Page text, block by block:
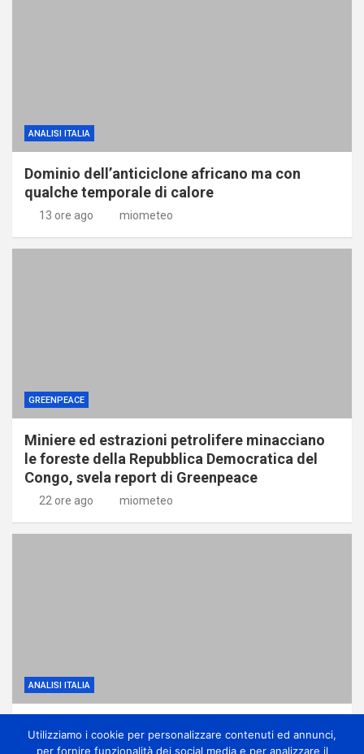
ANALISI ITALIA
Dominio dell’anticiclone africano ma con
qualche temporale di calore
13 ore ago miometeo
GREENPEACE
Miniere ed estrazioni petrolifere minacciano
le foreste della Repubblica Democratica del
Congo, svela report di Greenpeace
22 ore ago miometeo
ANALISI ITALIA
temporale di calore sui monti
Utilizziamo i cookie per personalizzare contenuti ed annunci,
per fornire funzionalità dei social media e per analizzare il